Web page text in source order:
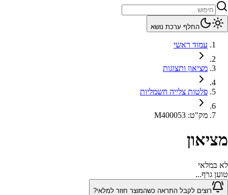
החלף ערכת נושא
עמוד ראשי
מציאון ותצוגות
פלטות צלייה חשמליות
מק"ט:
M400053
מציאון
לא במלאי
טוען גרף...
רוצים לקבל התראה כשהמוצר חוזר למלאי?